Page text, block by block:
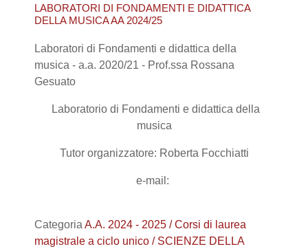
LABORATORI DI FONDAMENTI E DIDATTICA
DELLA MUSICA AA 2024/25
Laboratori di Fondamenti e didattica della
musica - a.a. 2020/21 - Prof.ssa Rossana
Gesuato
Laboratorio di Fondamenti e didattica della
musica
Tutor organizzatore: Roberta Focchiatti
e-mail:
Categoria A.A. 2024 - 2025 / Corsi di laurea
magistrale a ciclo unico / SCIENZE DELLA